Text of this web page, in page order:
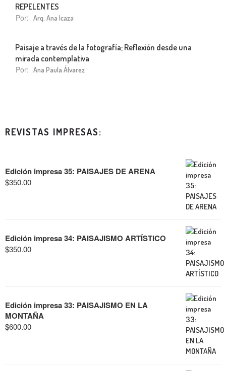
REPELENTES
Por: Arq. Ana Icaza
Paisaje a través de la fotografía; Reflexión desde una
mirada contemplativa
Por: Ana Paula Álvarez
REVISTAS IMPRESAS:
Edición impresa 35: PAISAJES DE ARENA
$350.00
Edición impresa 34: PAISAJISMO ARTÍSTICO
$350.00
Edición impresa 33: PAISAJISMO EN LA
MONTAÑA
$600.00